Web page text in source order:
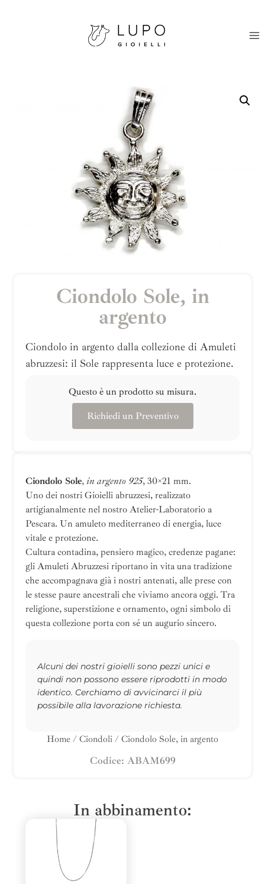
Ciondolo Sole, in
argento
Ciondolo in argento dalla collezione di Amuleti
abruzzesi: il Sole rappresenta luce e protezione.
Questo è un prodotto su misura.
Richiedi un Preventivo
Ciondolo Sole, in argento 925, 30×21 mm.
Uno dei nostri Gioielli abruzzesi, realizzato
artigianalmente nel nostro Atelier-Laboratorio a
Pescara. Un amuleto mediterraneo di energia, luce
vitale e protezione.
Cultura contadina, pensiero magico, credenze pagane:
gli Amuleti Abruzzesi riportano in vita una tradizione
che accompagnava già i nostri antenati, alle prese con
le stesse paure ancestrali che viviamo ancora oggi. Tra
religione, superstizione e ornamento, ogni simbolo di
questa collezione porta con sé un augurio sincero.
Alcuni dei nostri gioielli sono pezzi unici e
quindi non possono essere riprodotti in modo
identico. Cerchiamo di avvicinarci il più
possibile alla lavorazione richiesta.
Home / Ciondoli / Ciondolo Sole, in argento
Codice: ABAM699
In abbinamento: